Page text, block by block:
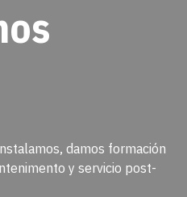
damos formación
y servicio post-